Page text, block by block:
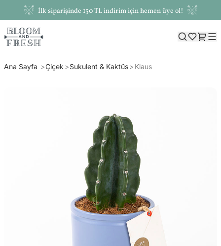
İlk siparişinde 150 TL indirim için hemen üye ol!
Ana Sayfa Çiçek Sukulent & Kaktüs Klaus